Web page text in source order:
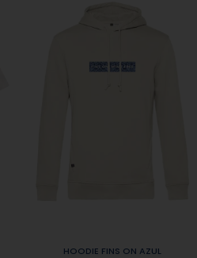
HOODIE FINS ON AZUL